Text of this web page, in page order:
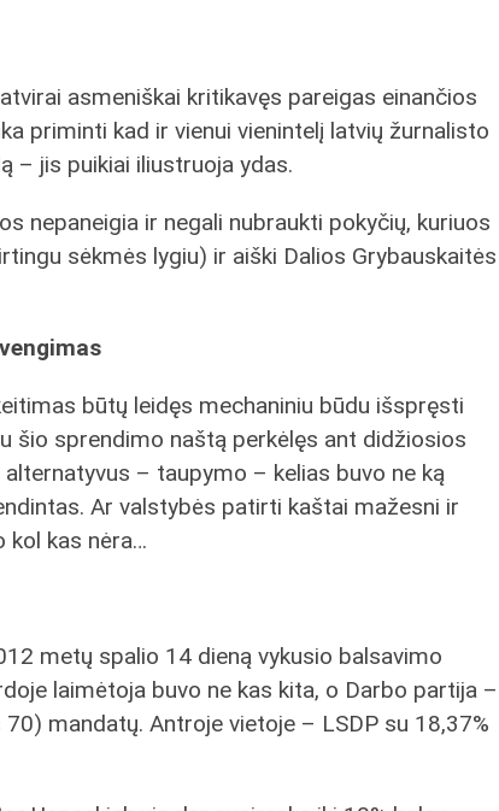
asmeniškai kritikavęs pareigas einančios
priminti kad ir vienui vienintelį latvių žurnalisto
– jis puikiai iliustruoja ydas.
nepaneigia ir negali nubraukti pokyčių, kuriuos
sėkmės lygiu) ir aiški Dalios Grybauskaitės
būtų leidęs mechaniniu būdu išspręsti
šio sprendimo naštą perkėlęs ant didžiosios
– taupymo – kelias buvo ne ką
Ar valstybės patirti kaštai mažesni ir
kol kas nėra…
metų spalio 14 dieną vykusio balsavimo
laimėtoja buvo ne kas kita, o Darbo partija –
mandatų. Antroje vietoje – LSDP su 18,37%